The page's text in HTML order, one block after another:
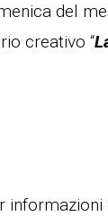
del
creativo “